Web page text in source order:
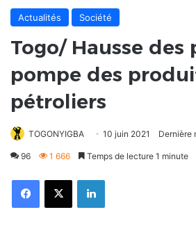
Actualités Société
Togo/ Hausse des
pompe des
pétroliers
TOGONYIGBA 10 juin 2021 Dernière
96 1 666 Temps de lecture 1 minute
FacebookX Linkedin